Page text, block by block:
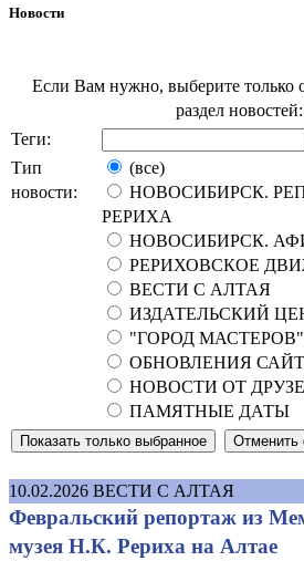
Новости
Если Вам нужно, выберите только
раздел новостей:
Теги:
Тип
новости:
(все)
НОВОСИБИРСК.
РЕРИХА
НОВОСИБИРСК.
РЕРИХОВСКОЕ
ВЕСТИ С АЛТАЯ
ИЗДАТЕЛЬСКИЙ
"ГОРОД
ОБНОВЛЕНИЯ
НОВОСТИ ОТ
ПАМЯТНЫЕ ДАТЫ
10.02.2026 ВЕСТИ С АЛТАЯ
Февральский репортаж из
музея Н.К. Рериха на Алтае